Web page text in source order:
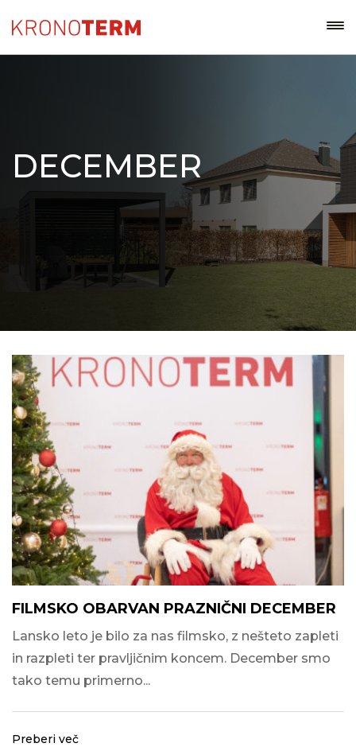
DECEMBER
FILMSKO OBARVAN PRAZNIČNI DECEMBER
Lansko leto je bilo za nas filmsko, z nešteto zapleti
in razpleti ter pravljičnim koncem. December smo
tako temu primerno...
Preberi več